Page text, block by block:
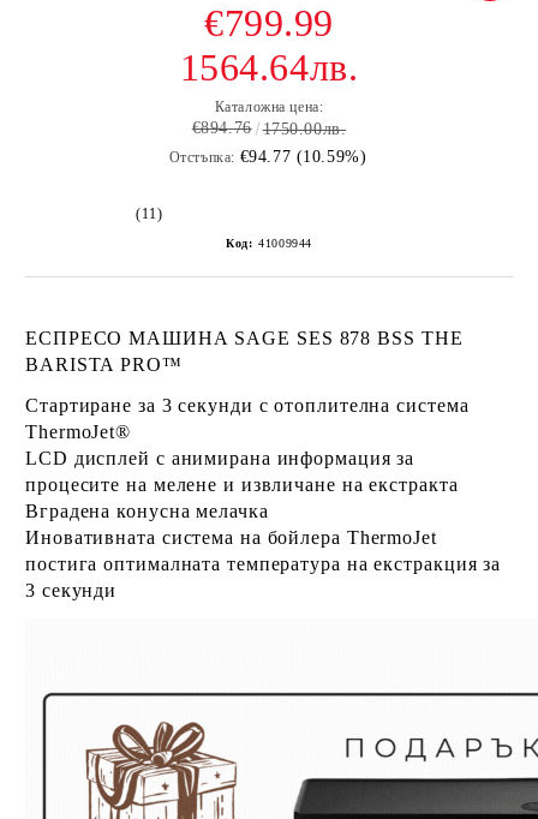
€799.99
1564.64лв.
Каталожна цена:
€894.76 1750.00лв.
Отстъпка: €94.77 (10.59%)
(11)
Код: 41009944
ЕСПРЕСО МАШИНА SAGE SES 878 BSS THE
BARISTA PRO™
Стартиране за 3 секунди с отоплителна система
ThermoJet®
LCD дисплей с анимирана информация за
процесите на мелене и извличане на екстракта
Вградена конусна мелачка
Иновативната система на бойлера ThermoJet
постига оптималната температура на екстракция за
3 секунди